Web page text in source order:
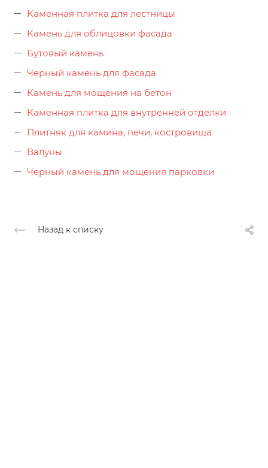
Каменная плитка для лестницы
Камень для облицовки фасада
Бутовый камень
Черный камень для фасада
Камень для мощения на бетон
Каменная плитка для внутренней отделки
Плитняк для камина, печи, костровища
Валуны
Черный камень для мощения парковки
Назад к списку